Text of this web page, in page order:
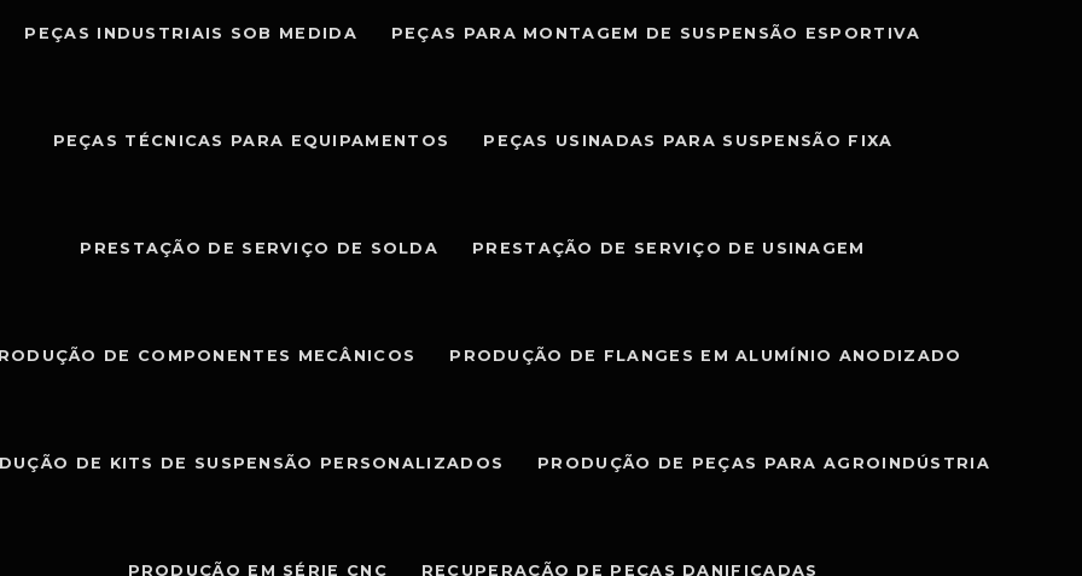
PEÇAS INDUSTRIAIS SOB MEDIDA PEÇAS PARA MONTAGEM DE SUSPENSÃO ESPORTIVA
PEÇAS TÉCNICAS PARA EQUIPAMENTOS PEÇAS USINADAS PARA SUSPENSÃO FIXA
PRESTAÇÃO DE SERVIÇO DE SOLDA PRESTAÇÃO DE SERVIÇO DE USINAGEM
DE COMPONENTES MECÂNICOS PRODUÇÃO DE FLANGES EM ALUMÍNIO ANODIZADO
DE KITS DE SUSPENSÃO PERSONALIZADOS PRODUÇÃO DE PEÇAS PARA AGROINDÚSTRIA
PRODUÇÃO EM SÉRIE CNC RECUPERAÇÃO DE PEÇAS DANIFICADAS